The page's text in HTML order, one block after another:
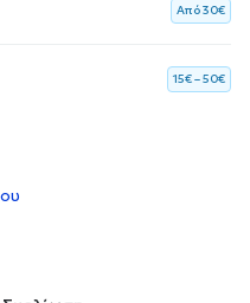
Aπό 30€
15€ – 50€